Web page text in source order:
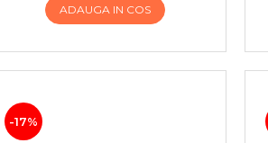
ADAUGA IN COS
-17%